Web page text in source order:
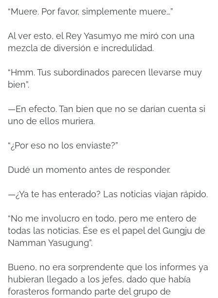
“Muere. Por favor, simplemente muere…”
Al ver esto, el Rey Yasumyo me miró con una
mezcla de diversión e incredulidad.
“Hmm. Tus subordinados parecen llevarse muy
bien”.
—En efecto. Tan bien que no se darían cuenta si
uno de ellos muriera.
“¿Por eso no los enviaste?”
Dudé un momento antes de responder.
—¿Ya te has enterado? Las noticias viajan rápido.
“No me involucro en todo, pero me entero de
todas las noticias. Ése es el papel del Gungju de
Namman Yasugung”.
Bueno, no era sorprendente que los informes ya
hubieran llegado a los jefes, dado que había
forasteros formando parte del grupo de